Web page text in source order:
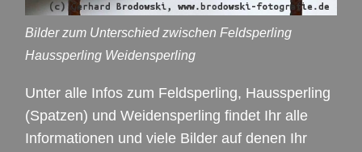
Bilder zum Unterschied zwischen Feldsperling
Haussperling Weidensperling
Unter alle Infos zum Feldsperling, Haussperling
(Spatzen) und Weidensperling findet Ihr alle
Informationen und viele Bilder auf denen Ihr